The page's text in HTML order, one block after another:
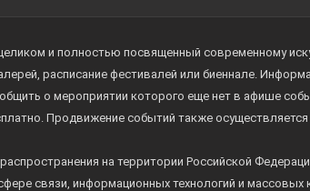
и полностью посвященный современному
расписание фестивалей или биеннале.
о мероприятии которого еще нет в афише
Продвижение событий также
на территории Российской
связи, информационных технологий и